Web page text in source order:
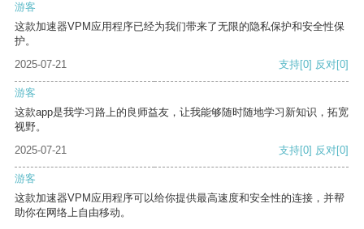
游客
这款加速器VPM应用程序已经为我们带来了无限的隐私保护和安全性保
护。
2025-07-21
支持[0] 反对[0]
游客
这款app是我学习路上的良师益友，让我能够随时随地学习新知识，拓宽
视野。
2025-07-21
支持[0] 反对[0]
游客
这款加速器VPM应用程序可以给你提供最高速度和安全性的连接，并帮
助你在网络上自由移动。